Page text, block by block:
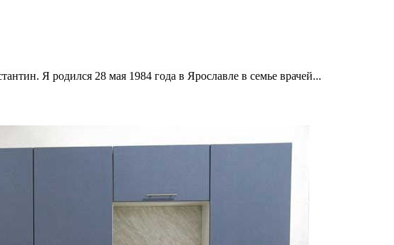
Я родился 28 мая 1984 года в Ярославле в семье врачей...